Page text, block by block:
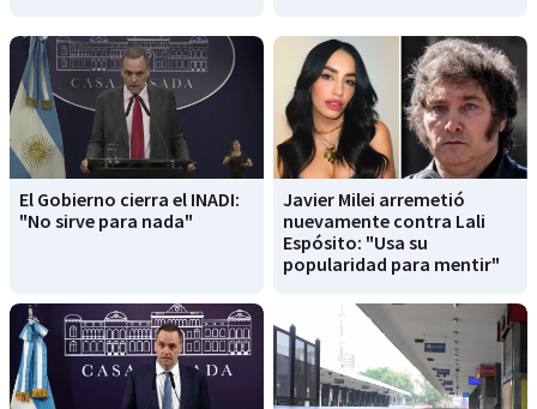
El Gobierno cierra el INADI:
"No sirve para nada"
Javier Milei arremetió
nuevamente contra Lali
Espósito: "Usa su
popularidad para mentir"